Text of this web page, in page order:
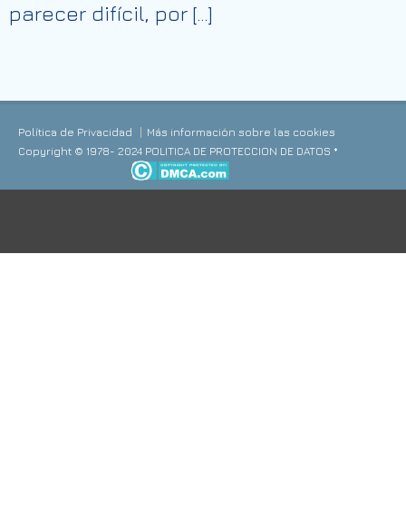
parecer difícil, por […]
Política de Privacidad
Más información sobre las cookies
Copyright © 1978- 2024 POLITICA DE PROTECCION DE DATOS *